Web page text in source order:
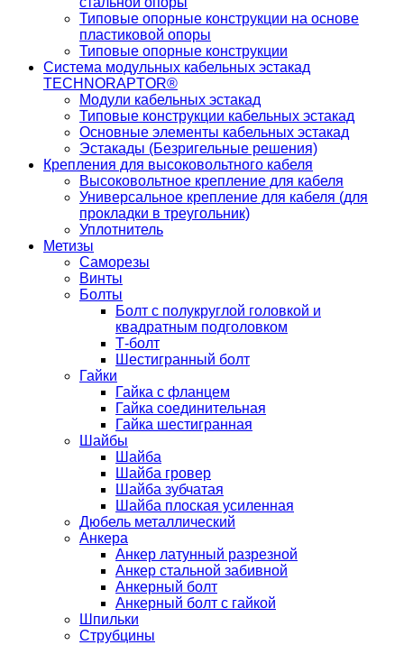
Типовые опорные конструкции на основе
пластиковой опоры
Типовые опорные конструкции
Система модульных кабельных эстакад
TECHNORAPTOR®
Модули кабельных эстакад
Типовые конструкции кабельных эстакад
Основные элементы кабельных эстакад
Эстакады (Безригельные решения)
Крепления для высоковольтного кабеля
Высоковольтное крепление для кабеля
Универсальное крепление для кабеля (для
прокладки в треугольник)
Уплотнитель
Метизы
Саморезы
Винты
Болты
Болт с полукруглой головкой и
квадратным подголовком
Т-болт
Шестигранный болт
Гайки
Гайка с фланцем
Гайка соединительная
Гайка шестигранная
Шайбы
Шайба
Шайба гровер
Шайба зубчатая
Шайба плоская усиленная
Дюбель металлический
Анкера
Анкер латунный разрезной
Анкер стальной забивной
Анкерный болт
Анкерный болт с гайкой
Шпильки
Струбцины